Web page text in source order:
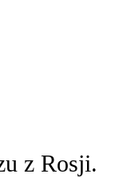
z Rosji.